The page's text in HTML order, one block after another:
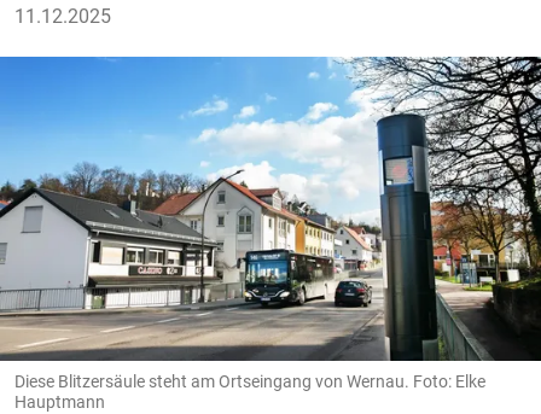
11.12.2025
Diese Blitzersäule steht am Ortseingang von Wernau. Foto: Elke
Hauptmann